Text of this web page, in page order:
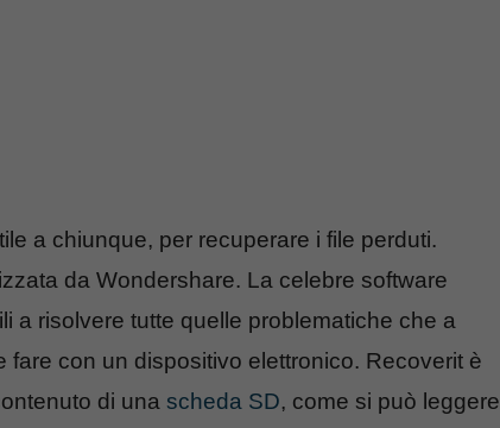
a chiunque, per recuperare i file perduti.
da Wondershare. La celebre software
a risolvere tutte quelle problematiche che a
con un dispositivo elettronico. Recoverit è
di una scheda SD, come si può leggere